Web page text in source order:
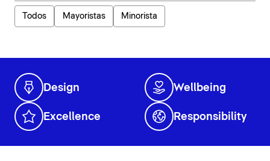
Todos Mayoristas Minorista
Design Wellbeing
Excellence Responsibility